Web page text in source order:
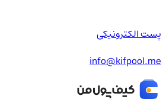
پست الکترونیکی
info@kifpool.me